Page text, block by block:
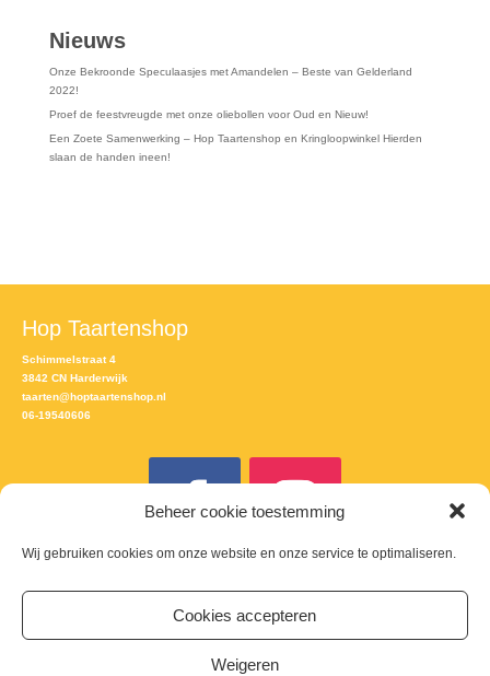
Beheer cookie toestemming
Wij gebruiken cookies om onze website en onze service te optimaliseren.
Cookies accepteren
Weigeren
Nieuws
Onze Bekroonde Speculaasjes met Amandelen – Beste van Gelderland
2022!
Proef de feestvreugde met onze oliebollen voor Oud en Nieuw!
Een Zoete Samenwerking – Hop Taartenshop en Kringloopwinkel Hierden
slaan de handen ineen!
Hop Taartenshop
Schimmelstraat 4
3842 CN Harderwijk
taarten@hoptaartenshop.nl
06-19540606
Meld je aan voor de nieuwsbrief
Email